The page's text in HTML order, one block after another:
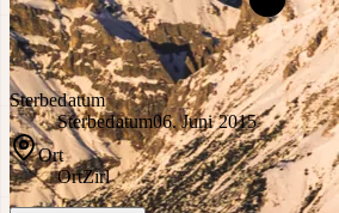
Sterbedatum
Sterbedatum06. Juni 2015
Ort
OrtZirl